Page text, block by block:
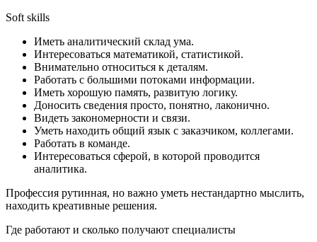
Soft skills
Иметь аналитический склад ума.
Интересоваться математикой, статистикой.
Внимательно относиться к деталям.
Работать с большими потоками информации.
Иметь хорошую память, развитую логику.
Доносить сведения просто, понятно, лаконично.
Видеть закономерности и связи.
Уметь находить общий язык с заказчиком, коллегами.
Работать в команде.
Интересоваться сферой, в которой проводится
аналитика.
Профессия рутинная, но важно уметь нестандартно мыслить,
находить креативные решения.
Где работают и сколько получают специалисты